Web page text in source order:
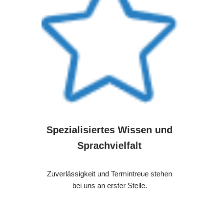
Spezialisiertes Wissen und
Sprachvielfalt
Zuverlässigkeit und Termintreue stehen
bei uns an erster Stelle.